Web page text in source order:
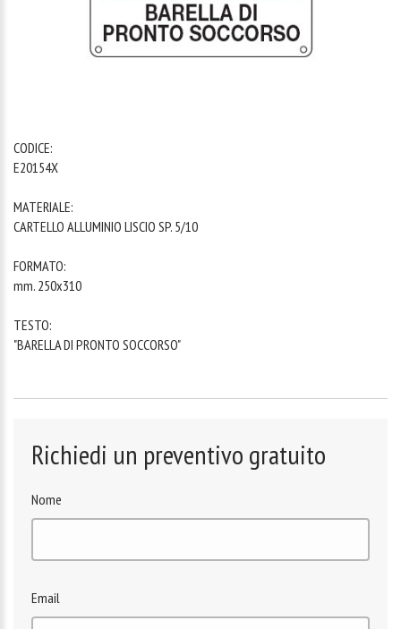
CODICE:
E20154X
MATERIALE:
CARTELLO ALLUMINIO LISCIO SP. 5/10
FORMATO:
mm. 250x310
TESTO:
"BARELLA DI PRONTO SOCCORSO"
Richiedi un preventivo gratuito
Nome
Email